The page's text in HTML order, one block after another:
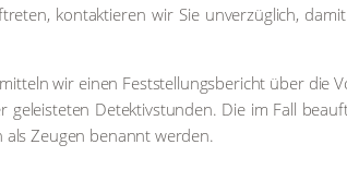
kon­tak­tie­ren wir Sie unver­züg­lich,
wir einen Fest­stel­lungs­be­richt über die
geleis­te­ten Detek­tiv­stun­den. Die im Fall
Zeu­gen benannt wer­den.